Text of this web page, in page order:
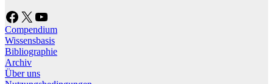
Facebook X YouTube
Compendium
Wissensbasis
Bibliographie
Archiv
Über uns